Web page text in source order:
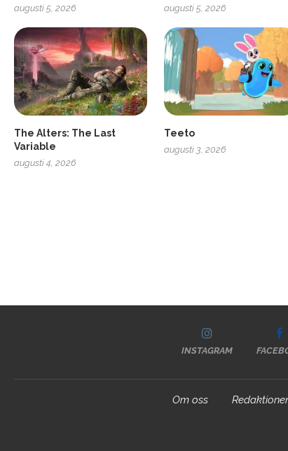
augusti 5, 2026 augusti 5, 2026
The Alters: The Last
Variable
augusti 4, 2026
Teeto
augusti 3, 2026
SCUF Gaming Omega
INSTAGRAM
Om oss